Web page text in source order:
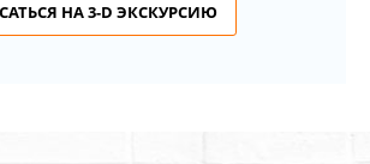
НА 3-D ЭКСКУРСИЮ